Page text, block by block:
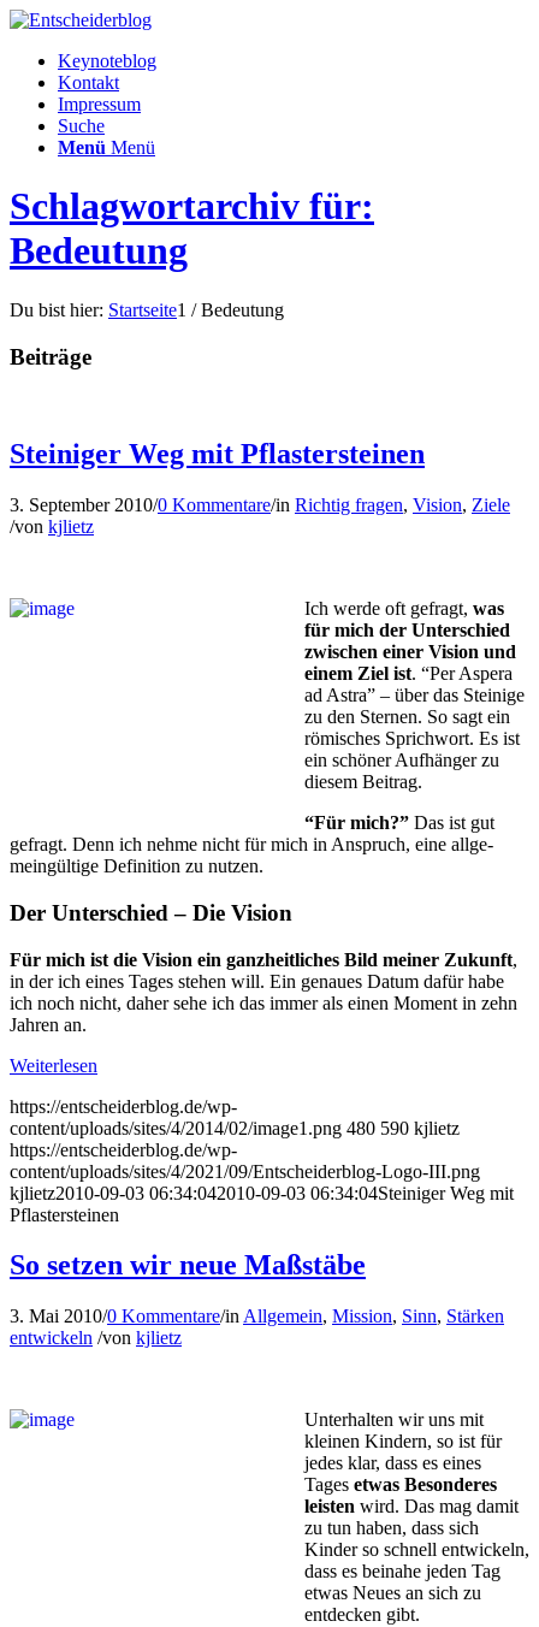
Keynoteblog
Kontakt
Impressum
Suche
Menü Menü
Schlagwortarchiv für:
Bedeutung
Du bist hier: Startseite1 / Bedeutung
Beiträge
Steiniger Weg mit Pflastersteinen
3. September 2010/0 Kommentare/in Richtig fragen, Vision, Ziele
/von kjlietz
Ich werde oft gefragt, was
für mich der Unterschied
zwi­schen einer Vision und
einem Ziel ist. “Per Aspera
ad Astra” – über das Steinige
zu den Sternen. So sagt ein
römisches Sprichwort. Es ist
ein schöner Aufhänger zu
diesem Beitrag.
“Für mich?” Das ist gut
gefragt. Denn ich nehme nicht für mich in Anspruch, eine all­ge­
mein­gül­ti­ge Definition zu nutzen.
Der Unterschied – Die Vision
Für mich ist die Vision ein ganzheitliches Bild meiner Zukunft,
in der ich eines Tages stehen will. Ein genaues Datum dafür habe
ich noch nicht, daher sehe ich das immer als einen Moment in zehn
Jahren an.
Weiterlesen
https://entscheiderblog.de/wp-
content/uploads/sites/4/2014/02/image1.png 480 590 kjlietz
https://entscheiderblog.de/wp-
content/uploads/sites/4/2021/09/Entscheiderblog-Logo-III.png
kjlietz2010-09-03 06:34:042010-09-03 06:34:04Steiniger Weg mit
Pflastersteinen
So setzen wir neue Maßstäbe
3. Mai 2010/0 Kommentare/in Allgemein, Mission, Sinn, Stärken
entwickeln /von kjlietz
Unterhalten wir uns mit
kleinen Kindern, so ist für
jedes klar, dass es eines
Tages etwas Besonderes
leisten wird. Das mag damit
zu tun haben, dass sich
Kinder so schnell ent­wickeln,
dass es beinahe jeden Tag
etwas Neues an sich zu
entdecken gibt.